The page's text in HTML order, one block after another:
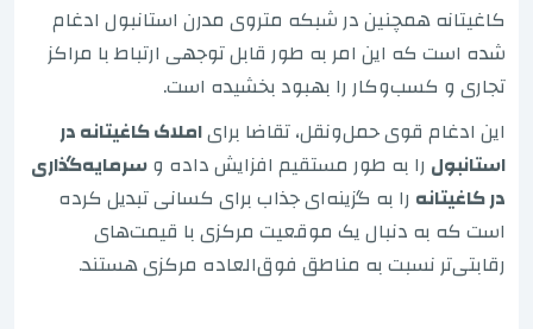
کاغیتانه همچنین در شبکه متروی مدرن استانبول ادغام
شده است که این امر به طور قابل توجهی ارتباط با مراکز
تجاری و کسب‌وکار را بهبود بخشیده است.
این ادغام قوی حمل‌ونقل، تقاضا برایاملاک کاغیتانه در
استانبول را به طور مستقیم افزایش داده وسرمایه‌گذاری
در کاغیتانه را به گزینه‌ای جذاب برای کسانی تبدیل کرده
است که به دنبال یک موقعیت مرکزی با قیمت‌های
رقابتی‌تر نسبت به مناطق فوق‌العاده مرکزی هستند.